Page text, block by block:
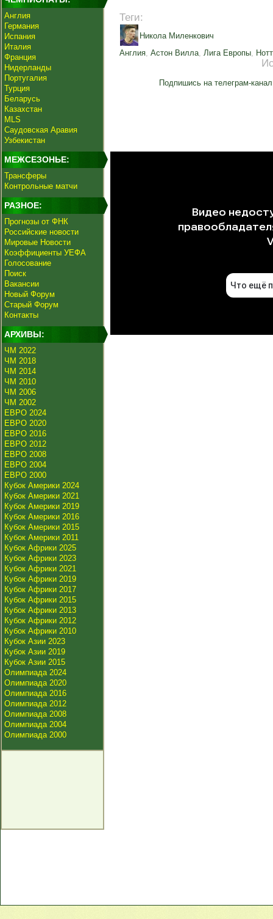
Англия
Германия
Испания
Италия
Франция
Нидерланды
Португалия
Турция
Беларусь
Казахстан
MLS
Саудовская Аравия
Узбекистан
МЕЖСЕЗОНЬЕ:
Трансферы
Контрольные матчи
РАЗНОЕ:
Прогнозы от ФНК
Российские новости
Мировые Новости
Коэффициенты УЕФА
Голосование
Поиск
Вакансии
Новый Форум
Старый Форум
Контакты
АРХИВЫ:
ЧМ 2022
ЧМ 2018
ЧМ 2014
ЧМ 2010
ЧМ 2006
ЧМ 2002
ЕВРО 2024
ЕВРО 2020
ЕВРО 2016
ЕВРО 2012
ЕВРО 2008
ЕВРО 2004
ЕВРО 2000
Кубок Америки 2024
Кубок Америки 2021
Кубок Америки 2019
Кубок Америки 2016
Кубок Америки 2015
Кубок Америки 2011
Кубок Африки 2025
Кубок Африки 2023
Кубок Африки 2021
Кубок Африки 2019
Кубок Африки 2017
Кубок Африки 2015
Кубок Африки 2013
Кубок Африки 2012
Кубок Африки 2010
Кубок Азии 2023
Кубок Азии 2019
Кубок Азии 2015
Олимпиада 2024
Олимпиада 2020
Олимпиада 2016
Олимпиада 2012
Олимпиада 2008
Олимпиада 2004
Олимпиада 2000
Теги:
Никола Миленкович
Англия, Астон Вилла, Лига Европы,
Подпишись на телеграм-